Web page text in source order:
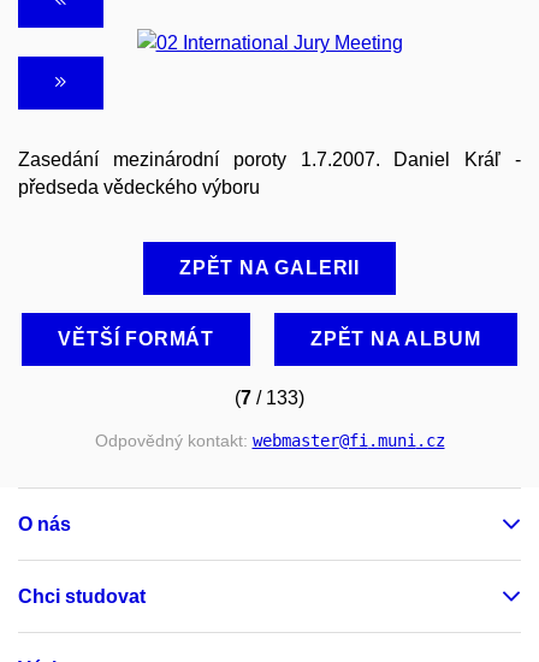
Zasedání mezinárodní poroty 1.7.2007. Daniel Kráľ -
předseda vědeckého výboru
ZPĚT NA GALERII
VĚTŠÍ FORMÁT ZPĚT NA ALBUM
(7 / 133)
Odpovědný kontakt: webmaster@fi .muni .cz
O nás
Chci studovat